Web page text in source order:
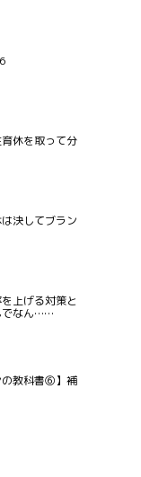
休を取って分
は決してブラン
上げる対策と
でなん……
の教科書⑥】補